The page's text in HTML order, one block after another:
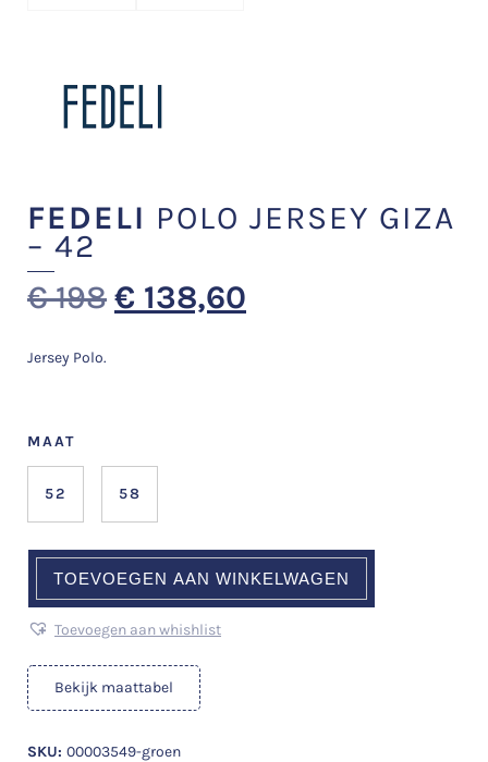
FEDELI POLO JERSEY GIZA
– 42
€198€ 138,60
Jersey Polo.
MAAT
52 58
TOEVOEGEN AAN WINKELWAGEN
Toevoegen aan whishlist
Bekijk maattabel
SKU: 00003549-groen